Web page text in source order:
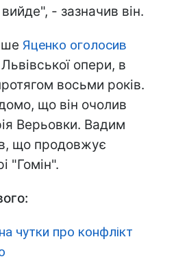
- зазначив він.
Яценко оголосив
Львівської опери, в
восьми років.
що він очолив
Верьовки. Вадим
що продовжує
"Гомін".
чутки про конфлікт